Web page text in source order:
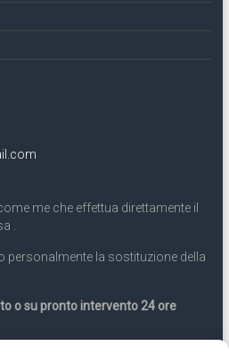
me che effettua direttamente il
.
personalmente la sostituzione della
o su pronto intervento 24 ore